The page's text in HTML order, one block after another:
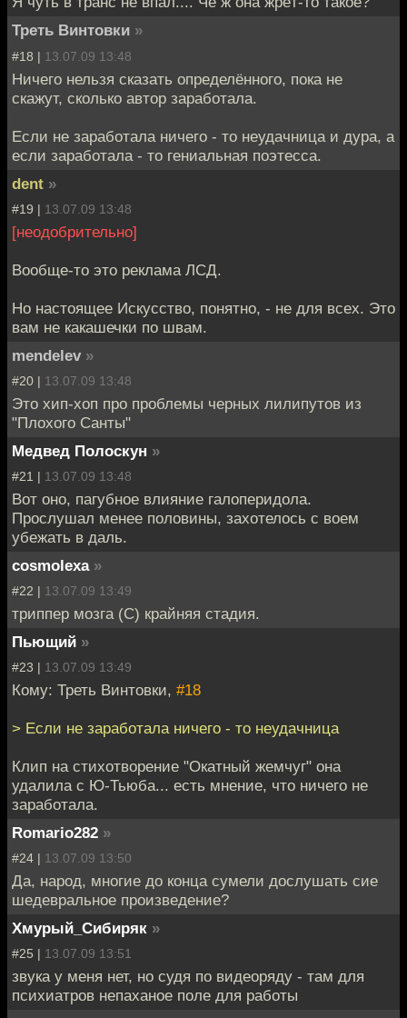
Треть Винтовки »
#18 | 13.07.09 13:48
Ничего нельзя сказать определённого, пока не
скажут, сколько автор заработала.
Если не заработала ничего - то неудачница и дура, а
если заработала - то гениальная поэтесса.
dent »
#19 | 13.07.09 13:48
[неодобрительно]
Вообще-то это реклама ЛСД.
Но настоящее Искусство, понятно, - не для всех. Это
вам не какашечки по швам.
mendelev »
#20 | 13.07.09 13:48
Это хип-хоп про проблемы черных лилипутов из
"Плохого Санты"
Медвед Полоскун »
#21 | 13.07.09 13:48
Вот оно, пагубное влияние галоперидола.
Прослушал менее половины, захотелось с воем
убежать в даль.
cosmolexa »
#22 | 13.07.09 13:49
триппер мозга (С) крайняя стадия.
Пьющий »
#23 | 13.07.09 13:49
Кому: Треть Винтовки, #18
> Если не заработала ничего - то неудачница
Клип на стихотворение "Окатный жемчуг" она
удалила с Ю-Тьюба... есть мнение, что ничего не
заработала.
Romario282 »
#24 | 13.07.09 13:50
Да, народ, многие до конца сумели дослушать сие
шедевральное произведение?
Хмурый_Сибиряк »
#25 | 13.07.09 13:51
звука у меня нет, но судя по видеоряду - там для
психиатров непаханое поле для работы